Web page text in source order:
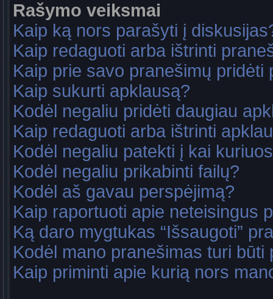
Rašymo veiksmai
Kaip ką nors parašyti į
Kaip redaguoti arba ištrinti
Kaip prie savo pranešimų pridėti
Kaip sukurti apklausą?
Kodėl negaliu pridėti daugiau
Kaip redaguoti arba ištrinti
Kodėl negaliu patekti į kai
Kodėl negaliu prikabinti failų?
Kodėl aš gavau perspėjimą?
Kaip raportuoti apie neteisingus
Ką daro mygtukas “Išsaugoti”
Kodėl mano pranešimas turi būti
Kaip priminti apie kurią nors